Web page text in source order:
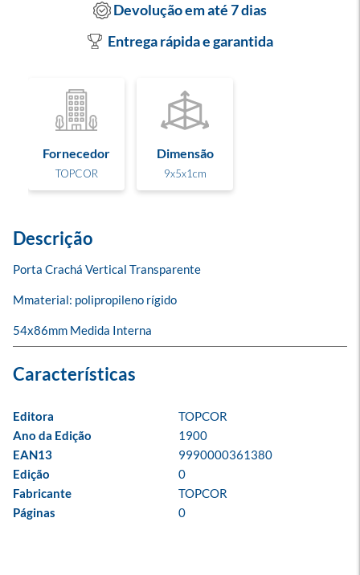
Devolução em até 7 dias
Entrega rápida e garantida
Fornecedor
TOPCOR
Dimensão
9x5x1cm
Descrição
Porta Crachá Vertical Transparente
Mmaterial: polipropileno rígido
54x86mm Medida Interna
Editora
TOPCOR
Ano da Edição
1900
EAN13
9990000361380
Edição
0
Fabricante
TOPCOR
Páginas
0